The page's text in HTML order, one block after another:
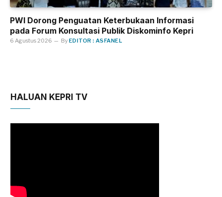
PWI Dorong Penguatan Keterbukaan Informasi
pada Forum Konsultasi Publik Diskominfo Kepri
6 Agustus 2026 ByEDITOR : ASFANEL
HALUAN KEPRI TV